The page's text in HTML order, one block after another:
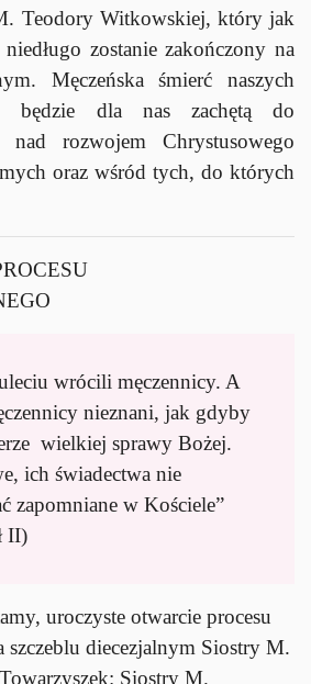
Teodory Witkowskiej, który jak
zostanie zakończony na
Męczeńska śmierć naszych
będzie dla nas zachętą do
nad rozwojem Chrystusowego
oraz wśród tych, do których
wrócili męczennicy. A
nieznani, jak gdyby
wielkiej sprawy Bożej.
ich świadectwa nie
zapomniane w Kościele”
II)
uroczyste otwarcie procesu
szczeblu diecezjalnym Siostry M.
Siostry M.